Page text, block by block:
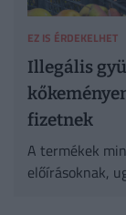
EZ IS ÉRDEKELHET
Illegális
fizetnek
A termékek
előírásoknak,